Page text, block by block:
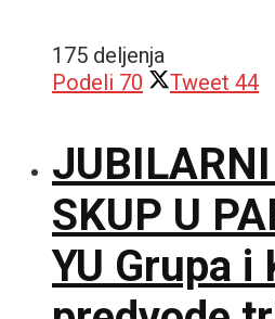
175 deljenja
Podeli 70 Tweet 44
SKUP U
YU Grupa i